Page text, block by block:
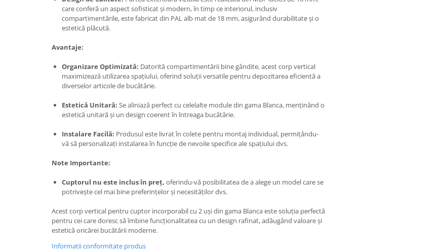
care conferă un aspect sofisticat și modern, în timp ce interiorul, inclusiv
compartimentările, este fabricat din PAL alb mat de 18 mm, asigurând durabilitate și o
estetică plăcută.
Avantaje:
Organizare Optimizată: Datorită compartimentării bine gândite, acest corp vertical
maximizează utilizarea spațiului, oferind soluții versatile pentru depozitarea eficientă a
diverselor articole de bucătărie.
Estetică Unitară: Se aliniază perfect cu celelalte module din gama Blanca, menținând o
estetică unitară și un design coerent în întreaga bucătărie.
Instalare Facilă: Produsul este livrat în colete pentru montaj individual, permițându-
vă să personalizați instalarea în funcție de nevoile specifice ale spațiului dvs.
Note Importante:
Cuptorul nu este inclus în preț, oferindu-vă posibilitatea de a alege un model care se
potrivește cel mai bine preferințelor și necesităților dvs.
Acest corp vertical pentru cuptor incorporabil cu 2 uși din gama Blanca este soluția perfectă
pentru cei care doresc să îmbine funcționalitatea cu un design rafinat, adăugând valoare și
estetică oricărei bucătării moderne.
Informatii conformitate produs